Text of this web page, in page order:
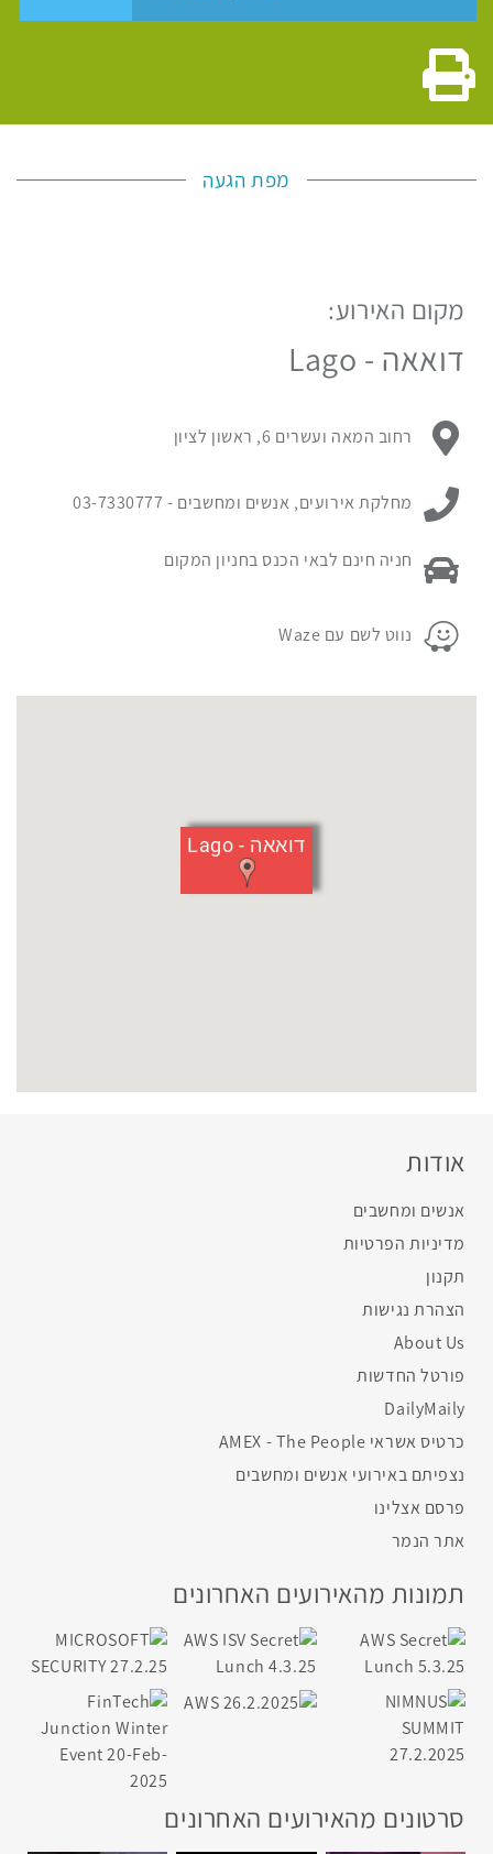
מפת הגעה
מקום האירוע:
דואאה - Lago
רחוב המאה ועשרים 6, ראשון לציון
מחלקת אירועים, אנשים ומחשבים - 03-7330777
פרטי החניה במקום האירוע:
חניה חינם לבאי הכנס בחניון המקום
נווט לשם עם Waze
גוגל
האירוע.
כדי
מעל
דואאה - Lago
אודות
אנשים ומחשבים
מדיניות הפרטיות
תקנון
הצהרת נגישות
About Us
פורטל החדשות
DailyMaily
כרטיס אשראי AMEX - The People
נצפיתם באירועי אנשים ומחשבים
פרסם אצלינו
אתר הנמר
תמונות מהאירועים האחרונים
סרטונים מהאירועים האחרונים